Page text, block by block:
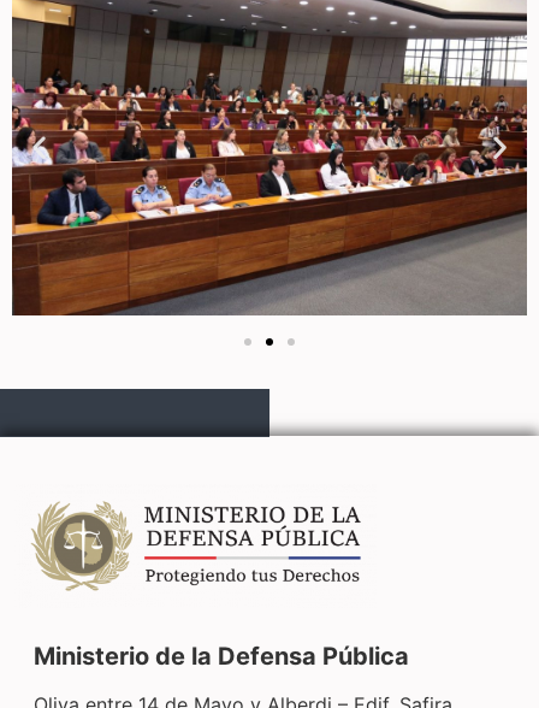
Ministerio de la Defensa Pública